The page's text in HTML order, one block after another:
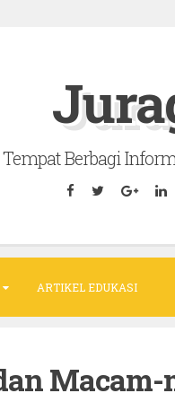
Tempat Berbagi
ARTIKEL EDUKASI